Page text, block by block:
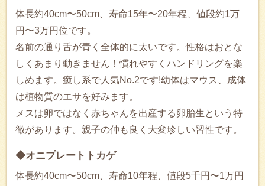
体長約40cm〜50cm、寿命15年〜20年程、値段約1万
円〜3万円位です。
名前の通り舌が青く全体的に太いです。性格はおとな
しくあまり動きません！慣れやすくハンドリングを楽
しめます。癒し系で人気No.2です!幼体はマウス、成体
は植物質のエサを好みます。
メスは卵ではなく赤ちゃんを出産する卵胎生という特
徴があります。親子の仲も良く大変珍しい習性です。
◆オニプレートトカゲ
体長約40cm〜50cm、寿命10年程、値段5千円〜1万円